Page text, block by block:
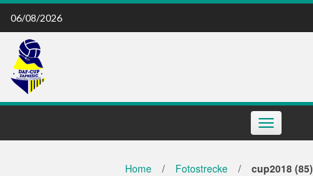
Skip
content
06/08/2026
Toggle
navigation
Home / Fotostrecke / cup2018 (85)